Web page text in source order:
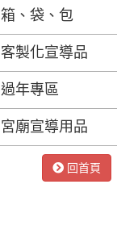
箱、袋、包
客製化宣導品
過年專區
宮廟宣導用品
回首頁